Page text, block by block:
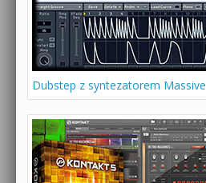
Dubstep z syntezatorem Massive